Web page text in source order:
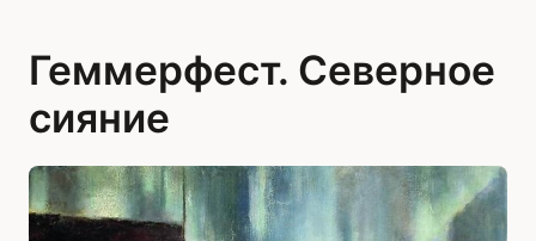
Геммерфест. Северное
сияние